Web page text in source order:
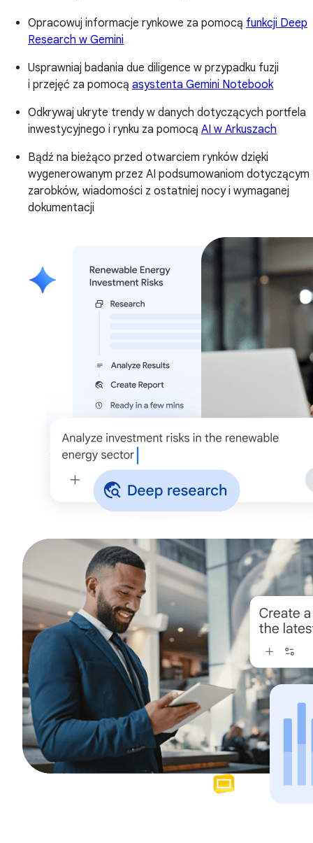
Opracowuj informacje rynkowe za pomocą funkcji Deep
Research w Gemini
Usprawniaj badania due diligence w przypadku fuzji
i przejęć za pomocą asystenta Gemini Notebook
Odkrywaj ukryte trendy w danych dotyczących portfela
inwestycyjnego i rynku za pomocą AI w Arkuszach
Bądź na bieżąco przed otwarciem rynków dzięki
wygenerowanym przez AI podsumowaniom dotyczącym
zarobków, wiadomości z ostatniej nocy i wymaganej
dokumentacji